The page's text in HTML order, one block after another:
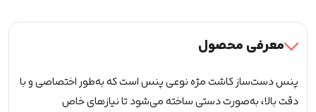
(65
درجه
مرغی)
عدد
معرفی محصول
پنس دست‌ساز کاشت مژه نوعی پنس است که به‌طور اختصاصی و با
دقت بالا، به‌صورت دستی ساخته می‌شود تا نیازهای خاص